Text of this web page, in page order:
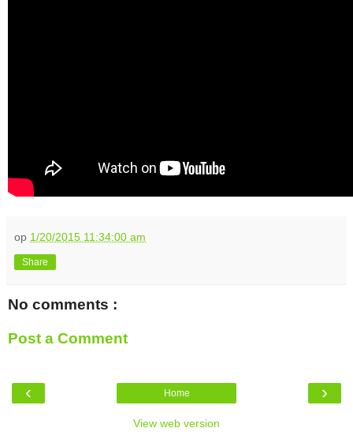
op 1/20/2015 11:34:00 am
Share
No comments :
Post a Comment
‹ ›
Home
View web version